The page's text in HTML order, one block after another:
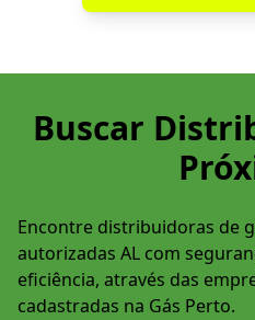
Buscar
Encontre distribuidoras de
autorizadas AL com
eficiência, através das
cadastradas na Gás Perto.